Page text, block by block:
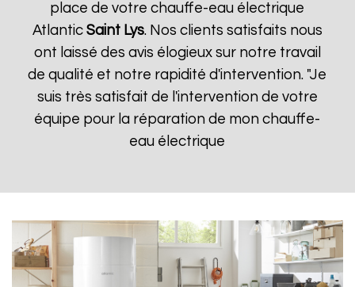
place de votre chauffe-eau électrique
Atlantic Saint Lys. Nos clients satisfaits nous
ont laissé des avis élogieux sur notre travail
de qualité et notre rapidité d'intervention. "Je
suis très satisfait de l'intervention de votre
équipe pour la réparation de mon chauffe-
eau électrique